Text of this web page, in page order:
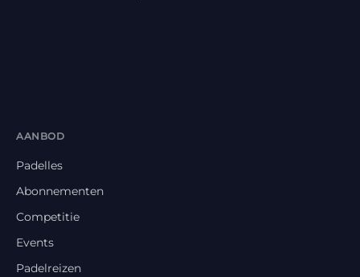
AANBOD
Padelles
Abonnementen
Competitie
Events
Padelreizen